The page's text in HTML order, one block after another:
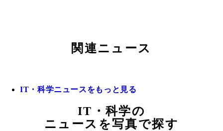
関連ニュース
IT・科学ニュースをもっと見る
IT・科学の
ニュースを写真で探す